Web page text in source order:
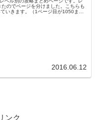
のでページを分けました。こちらも
いきます。（1ページ目が1050ま
2016.06.12
ンク